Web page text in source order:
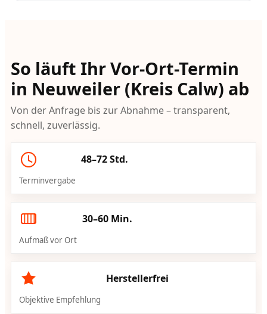
So läuft Ihr Vor-Ort-Termin
in Neuweiler (Kreis Calw) ab
Von der Anfrage bis zur Abnahme – transparent,
schnell, zuverlässig.
48–72 Std.
Terminvergabe
30–60 Min.
Aufmaß vor Ort
Herstellerfrei
Objektive Empfehlung